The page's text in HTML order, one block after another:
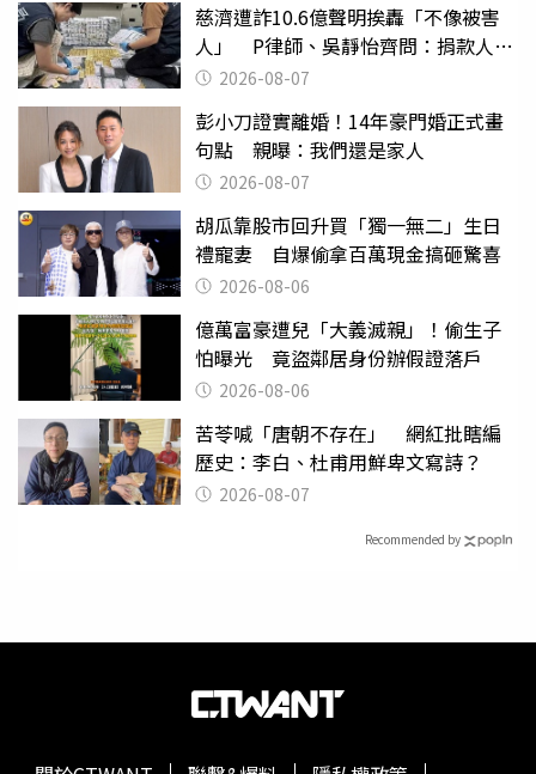
慈濟遭詐10.6億聲明挨轟「不像被害
人」 P律師、吳靜怡齊問：捐款人有
權知道真相
2026-08-07
彭小刀證實離婚！14年豪門婚正式畫
句點 親曝：我們還是家人
2026-08-07
胡瓜靠股市回升買「獨一無二」生日
禮寵妻 自爆偷拿百萬現金搞砸驚喜
2026-08-06
億萬富豪遭兒「大義滅親」！偷生子
怕曝光 竟盜鄰居身份辦假證落戶
2026-08-06
苦苓喊「唐朝不存在」 網紅批瞎編
歷史：李白、杜甫用鮮卑文寫詩？
2026-08-07
Recommended by